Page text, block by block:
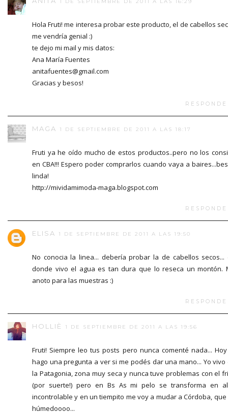
Hola Fruti! me interesa probar este producto, el de cabellos
me vendría genial :)
te dejo mi mail y mis datos:
Ana María Fuentes
anitafuentes@gmail.com
Gracias y besos!
MAGA 1 DE SEPTIEMBRE DE 2011 A LAS 18:17
Fruti ya he oído mucho de estos productos..pero no los
en CBA!!! Espero poder comprarlos cuando vaya a
linda!
http://mividamimoda-maga.blogspot.com
ELISA 1 DE SEPTIEMBRE DE 2011 A LAS 19:50
No conocia la linea... debería probar la de cabellos secos...
donde vivo el agua es tan dura que lo reseca un montón.
anoto para las muestras :)
HOLLIÈ 1 DE SEPTIEMBRE DE 2011 A LAS 19:56
Fruti! Siempre leo tus posts pero nunca comenté nada...
hago una pregunta a ver si me podés dar una mano... Yo vivo
la Patagonia, zona muy seca y nunca tuve problemas con el
(por suerte!) pero en Bs As mi pelo se transforma en
incontrolable y en un tiempito me voy a mudar a Córdoba, que
húmedoooo...